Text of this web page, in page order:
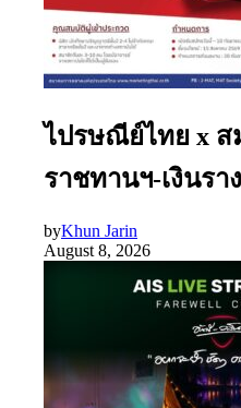
ไปรษณีย์ไทย x ส
ราชทานฯ-เงินร
byKhun Jarin
August 8, 2026